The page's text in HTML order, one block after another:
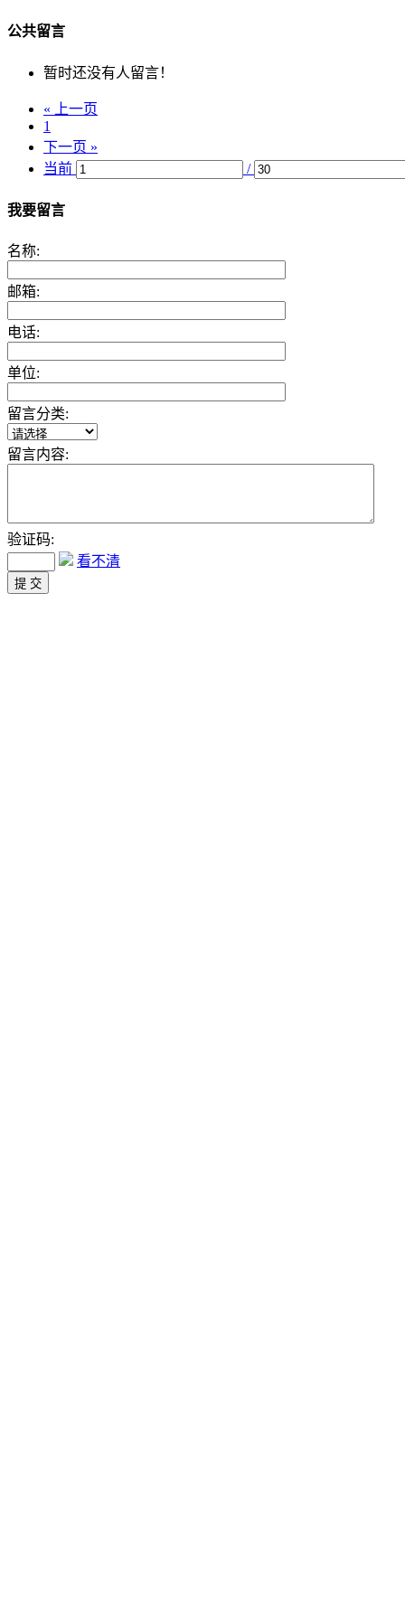
公共留言
暂时还没有人留言！
« 上一页
1
下一页 »
当前
/
我要留言
名称:
邮箱:
电话:
单位:
留言分类:
留言内容:
验证码:
看不清